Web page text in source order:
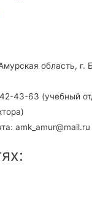
область, г.
43-63 (учебный
amk_amur@mail.ru